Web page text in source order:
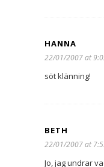
HANNA
22/01/2007 at
söt klänning!
BETH
22/01/2007 at
Jo, jag undrar